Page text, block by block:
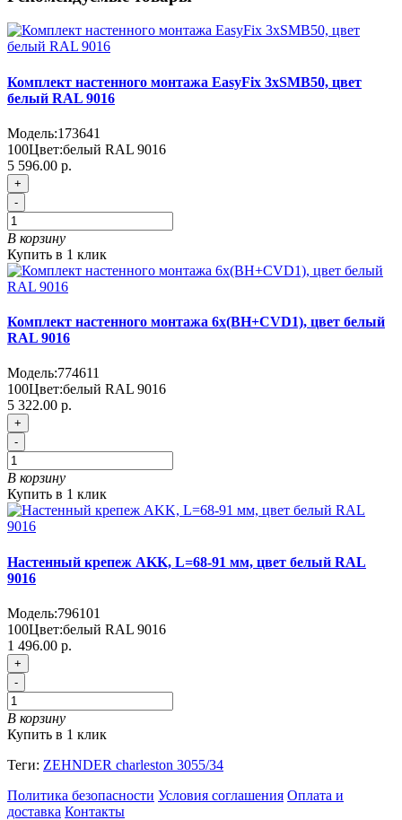
Комплект настенного монтажа EasyFix 3хSMB50, цвет
белый RAL 9016
Модель:173641
100Цвет:белый RAL 9016
5 596.00 р.
+
-
В корзину
Купить в 1 клик
Комплект настенного монтажа 6х(BH+CVD1), цвет белый
RAL 9016
Модель:774611
100Цвет:белый RAL 9016
5 322.00 р.
+
-
В корзину
Купить в 1 клик
Настенный крепеж AKK, L=68-91 мм, цвет белый RAL
9016
Модель:796101
100Цвет:белый RAL 9016
1 496.00 р.
+
-
В корзину
Купить в 1 клик
Теги: ZEHNDER charleston 3055/34
Политика безопасности Условия соглашения Оплата и
доставка Контакты